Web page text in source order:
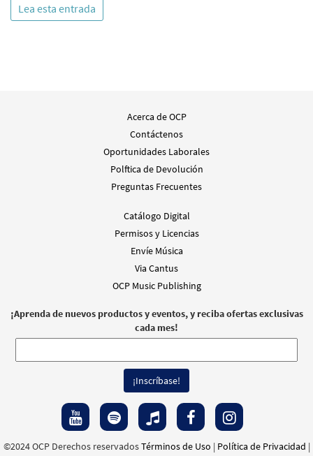
Lea esta entrada
Acerca de OCP
Contáctenos
Oportunidades Laborales
Polftica de Devolución
Preguntas Frecuentes
Catálogo Digital
Permisos y Licencias
Envíe Música
Via Cantus
OCP Music Publishing
¡Aprenda de nuevos productos y eventos, y reciba ofertas exclusivas
cada mes!
©2024 OCP Derechos reservadosTérminos de Uso | Política de Privacidad |